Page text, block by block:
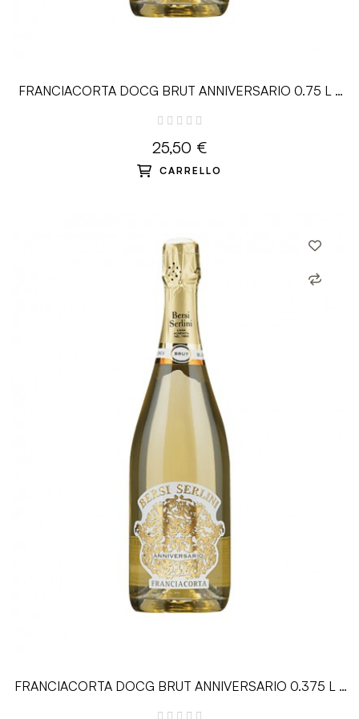
FRANCIACORTA DOCG BRUT ANNIVERSARIO 0.75 L -
25,50 €
CARRELLO
FRANCIACORTA DOCG BRUT ANNIVERSARIO 0.375 L -